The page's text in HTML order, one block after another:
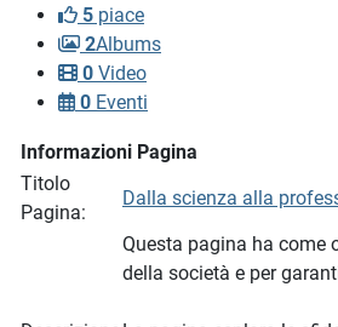
5 piace
2Albums
0 Video
0 Eventi
Informazioni Pagina
Titolo
Pagina:
Dalla scienza alla
Questa pagina ha come
della società e per